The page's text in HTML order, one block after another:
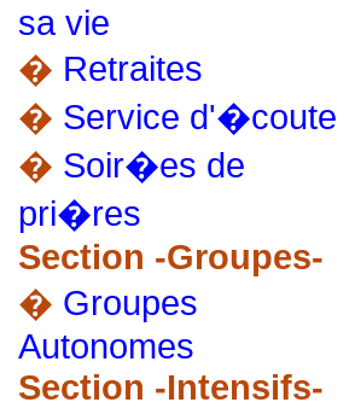
sa vie
� Retraites
� Service d'�coute
� Soir�es de
pri�res
Section -Groupes-
� Groupes
Autonomes
Section -Intensifs-